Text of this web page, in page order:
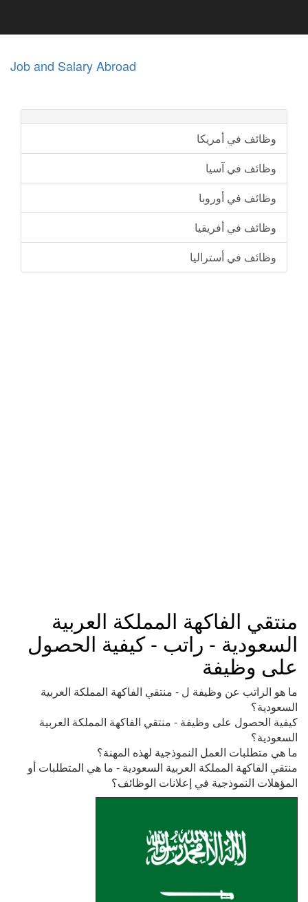
Job and Salary Abroad
وظائف في أمريكا
وظائف في آسيا
وظائف في أوروبا
وظائف في أفريقيا
وظائف في أستراليا
منتقي الفاكهة المملكة العربية
السعودية - راتب - كيفية الحصول
على وظيفة
ما هو الراتب عن وظيفة ل - منتقي الفاكهة المملكة العربية
السعودية؟
كيفية الحصول على وظيفة - منتقي الفاكهة المملكة العربية
السعودية؟
ما هي متطلبات العمل النموذجية لهذه المهنة؟
منتقي الفاكهة المملكة العربية السعودية - ما هي المتطلبات أو
المؤهلات النموذجية في إعلانات الوظائف؟